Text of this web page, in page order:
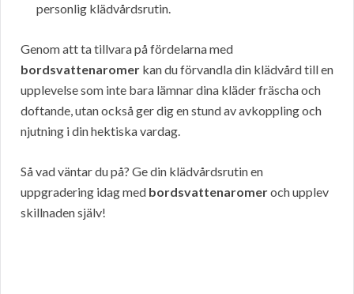
personlig klädvårdsrutin.
Genom att ta tillvara på fördelarna med
bordsvattenaromer kan du förvandla din klädvård till en
upplevelse som inte bara lämnar dina kläder fräscha och
doftande, utan också ger dig en stund av avkoppling och
njutning i din hektiska vardag.
Så vad väntar du på? Ge din klädvårdsrutin en
uppgradering idag med bordsvattenaromeroch upplev
skillnaden själv!